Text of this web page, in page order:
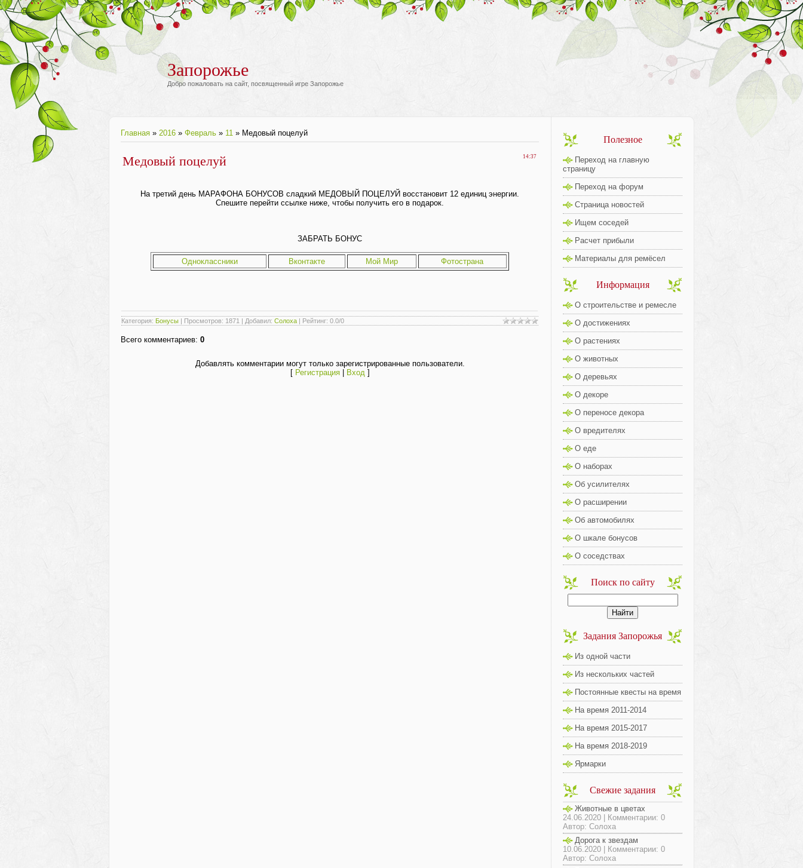
Запорожье
Добро пожаловать на сайт, посвященный игре Запорожье
Главная » 2016 » Февраль » 11 » Медовый поцелуй
14:37
Медовый поцелуй
На третий день МАРАФОНА БОНУСОВ сладкий МЕДОВЫЙ ПОЦЕЛУЙ восстановит 12 единиц энергии.
Спешите перейти ссылке ниже, чтобы получить его в подарок.
ЗАБРАТЬ БОНУС
Одноклассники Вконтакте Мой Мир Фотострана
Категория: Бонусы | Просмотров: 1871 | Добавил: Солоха | Рейтинг: 0.0/0
Всего комментариев: 0
Добавлять комментарии могут только зарегистрированные пользователи.
[ Регистрация| Вход]
Полезное
Переход на главную
страницу
Переход на форум
Страница новостей
Ищем соседей
Расчет прибыли
Материалы для ремёсел
Информация
О строительстве и ремесле
О достижениях
О растениях
О животных
О деревьях
О декоре
О переносе декора
О вредителях
О еде
О наборах
Об усилителях
О расширении
Об автомобилях
О шкале бонусов
О соседствах
Поиск по сайту
Задания Запорожья
Из одной части
Из нескольких частей
Постоянные квесты на время
На время 2011-2014
На время 2015-2017
На время 2018-2019
Ярмарки
Свежие задания
Животные в цветах
24.06.2020 | Комментарии: 0
Автор: Солоха
Дорога к звездам
10.06.2020 | Комментарии: 0
Автор: Солоха